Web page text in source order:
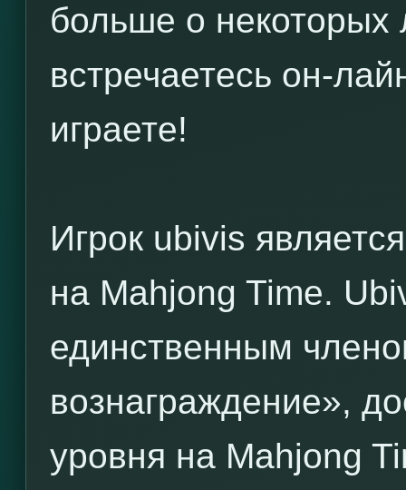
больше о
встречаетесь он-
играете!
Игрок ubivis
на Mahjong Time.
единственным
вознаграждение»,
уровня на Mahjong